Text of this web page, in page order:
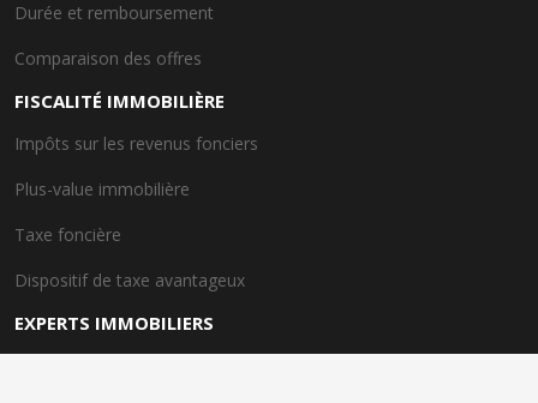
Durée et remboursement
Comparaison des offres
FISCALITÉ IMMOBILIÈRE
Impôts sur les revenus fonciers
Plus-value immobilière
Taxe foncière
Dispositif de taxe avantageux
EXPERTS IMMOBILIERS